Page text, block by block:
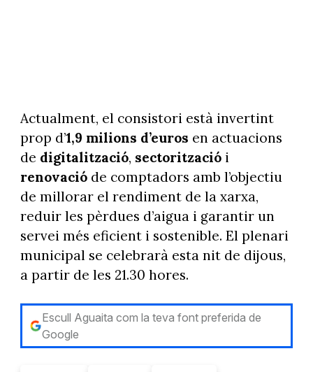
Actualment, el consistori està invertint
prop d’1,9 milions d’euros en actuacions
de digitalització, sectoritzaciói
renovació de comptadors amb l’objectiu
de millorar el rendiment de la xarxa,
reduir les pèrdues d’aigua i garantir un
servei més eficient i sostenible. El plenari
municipal se celebrarà esta nit de dijous,
a partir de les 21.30 hores.
Escull Aguaita com la teva font preferida de
Google